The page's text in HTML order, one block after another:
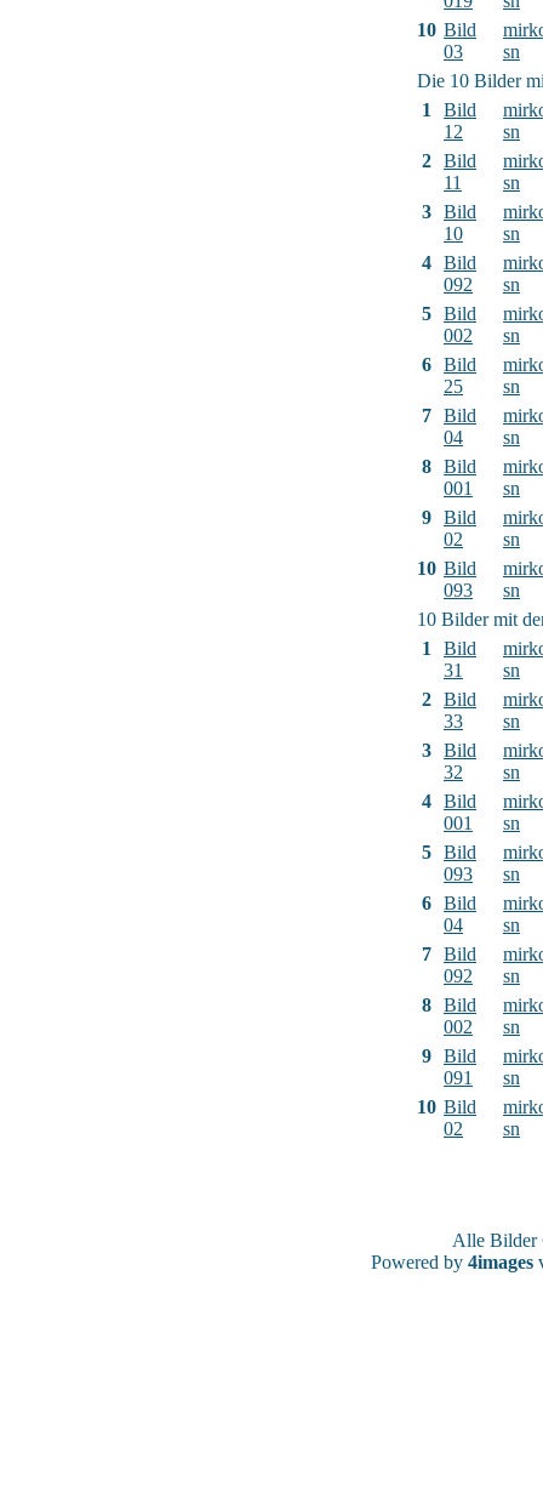
10 Bild
03
sn
Die 10 Bilder
1
Bild
12
sn
2 Bild
11
sn
3 Bild
10
sn
4 Bild
092
sn
5 Bild
002
sn
6 Bild
25
sn
7 Bild
04
sn
8 Bild
001
sn
9 Bild
02
sn
10 Bild
093
sn
10 Bilder mit
1
Bild
31
sn
2 Bild
33
sn
3 Bild
32
sn
4 Bild
001
sn
5 Bild
093
sn
6 Bild
04
sn
7 Bild
092
sn
8 Bild
002
sn
9 Bild
091
sn
10 Bild
02
sn
Alle
Powered by 4images